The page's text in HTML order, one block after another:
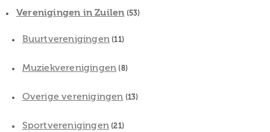
Verenigingen in Zuilen (53)
Buurtverenigingen (11)
Muziekverenigingen (8)
Overige verenigingen (13)
Sportverenigingen (21)